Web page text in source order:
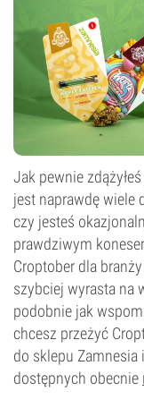
Jak pewnie
jest naprawdę wiele
czy jesteś
prawdziwym
Croptober dla
szybciej wyrasta na
podobnie jak
chcesz przeżyć
do sklepu Zamnesia
dostępnych obecnie